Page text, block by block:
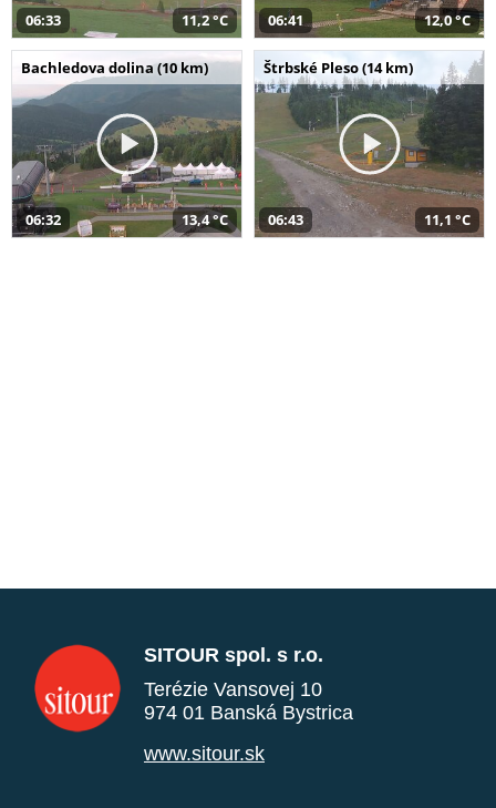
06:33 11,2 °C 06:41 12,0 °C
Bachledova dolina (10 km)
06:32 13,4 °C
Štrbské Pleso (14 km)
06:43 11,1 °C
SITOUR spol. s r.o.
Terézie Vansovej 10
974 01 Banská Bystrica
www.sitour.sk